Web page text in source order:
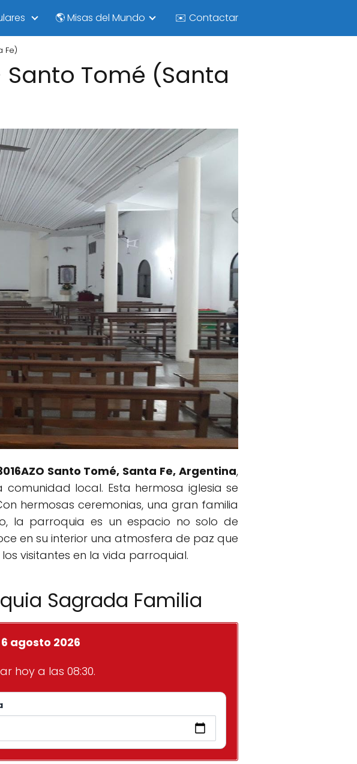
🌎 Misas del Mundo ✉️ Contactar
Fe)
Tomé (Santa
Santo Tomé, Santa Fe, Argentina,
local. Esta hermosa iglesia se
hermosas ceremonias, una gran familia
la parroquia es un espacio no solo de
en su interior una atmosfera de paz que
visitantes en la vida parroquial.
Sagrada Familia
agosto 2026
hoy a las 08:30.